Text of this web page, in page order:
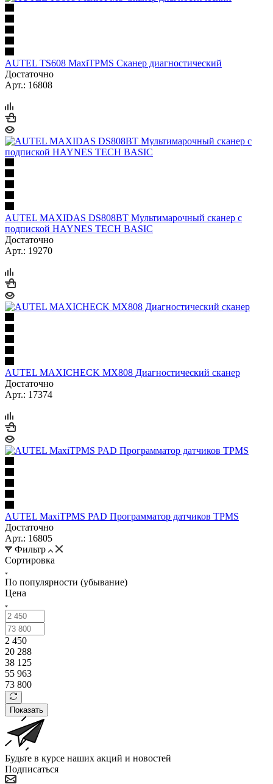
AUTEL TS608 MaxiTPMS Сканер диагностический
Достаточно
Арт.: 16808
AUTEL MAXIDAS DS808BT Мультимарочный сканер с
подпиской HAYNES TECH BASIC
Достаточно
Арт.: 19270
AUTEL MAXICHECK MX808 Диагностический сканер
Достаточно
Арт.: 17374
AUTEL MaxiTPMS PAD Программатор датчиков TPMS
Достаточно
Арт.: 16805
Фильтр
Сортировка
По популярности (убывание)
Цена
2 450
20 288
38 125
55 963
73 800
Показать
Будьте в курсе наших акций и новостей
Подписаться